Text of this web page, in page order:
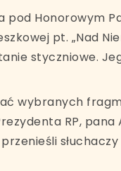
pod Honorowym
pt. „Nad
styczniowe.
wybranych
RP, pana